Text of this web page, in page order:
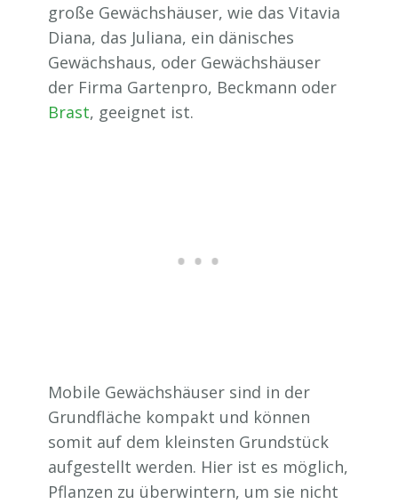
große Gewächshäuser, wie das Vitavia
Diana, das Juliana, ein dänisches
Gewächshaus, oder Gewächshäuser
der Firma Gartenpro, Beckmann oder
Brast, geeignet ist.
Mobile Gewächshäuser sind in der
Grundfläche kompakt und können
somit auf dem kleinsten Grundstück
aufgestellt werden. Hier ist es möglich,
Pflanzen zu überwintern, um sie nicht